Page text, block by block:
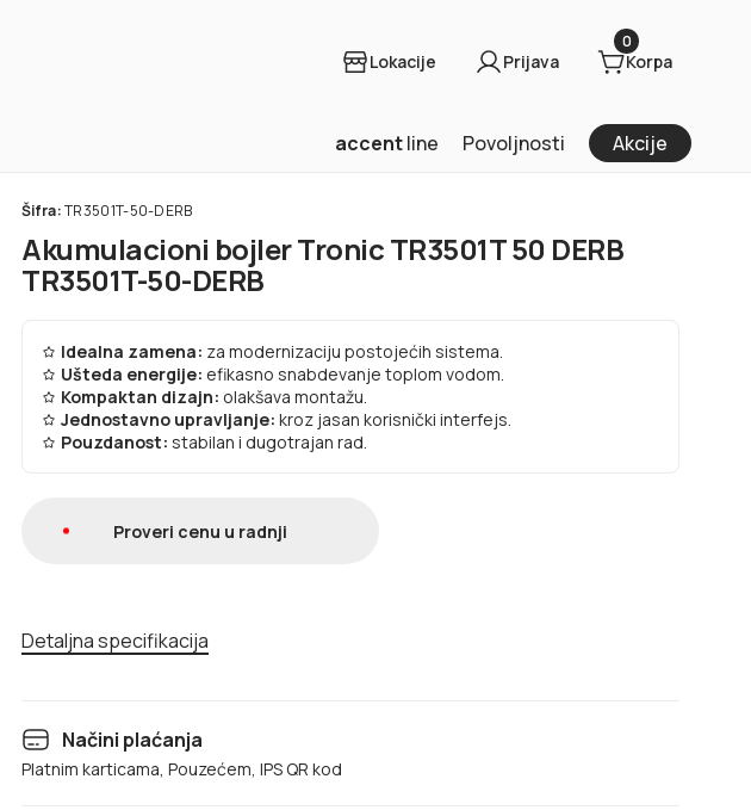
Lokacije Prijava
0
Korpa
accentline Povoljnosti Akcije
Šifra:TR3501T-50-DERB
Akumulacioni bojler Tronic TR3501T 50 DERB
TR3501T-50-DERB
Idealna zamena: za modernizaciju postojećih sistema.
Ušteda energije: efikasno snabdevanje toplom vodom.
Kompaktan dizajn: olakšava montažu.
Jednostavno upravljanje: kroz jasan korisnički interfejs.
Pouzdanost: stabilan i dugotrajan rad.
Proveri cenu u radnji
Detaljna specifikacija
Načini plaćanja
Platnim karticama, Pouzećem, IPS QR kod